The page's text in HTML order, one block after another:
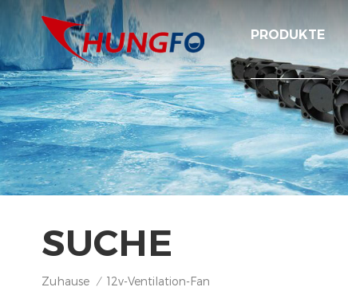
PRODUKTE
SUCHE
Zuhause / 12v-Ventilation-Fan